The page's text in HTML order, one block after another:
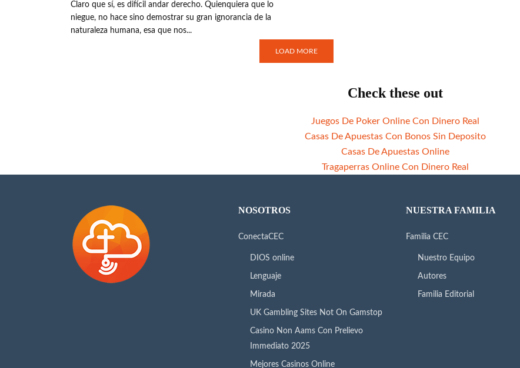
Claro que sí, es difícil andar derecho. Quienquiera que lo
niegue, no hace sino demostrar su gran ignorancia de la
naturaleza humana, esa que nos...
LOAD MORE
Check these out
Juegos De Poker Online Con Dinero Real
Casas De Apuestas Con Bonos Sin Deposito
Casas De Apuestas Online
Tragaperras Online Con Dinero Real
NOSOTROS
ConectaCEC
DIOS online
Lenguaje
Mirada
UK Gambling Sites Not On Gamstop
Casino Non Aams Con Prelievo
Immediato 2025
Mejores Casinos Online
NUESTRA FAMILIA
Familia CEC
Nuestro Equipo
Autores
Familia Editorial